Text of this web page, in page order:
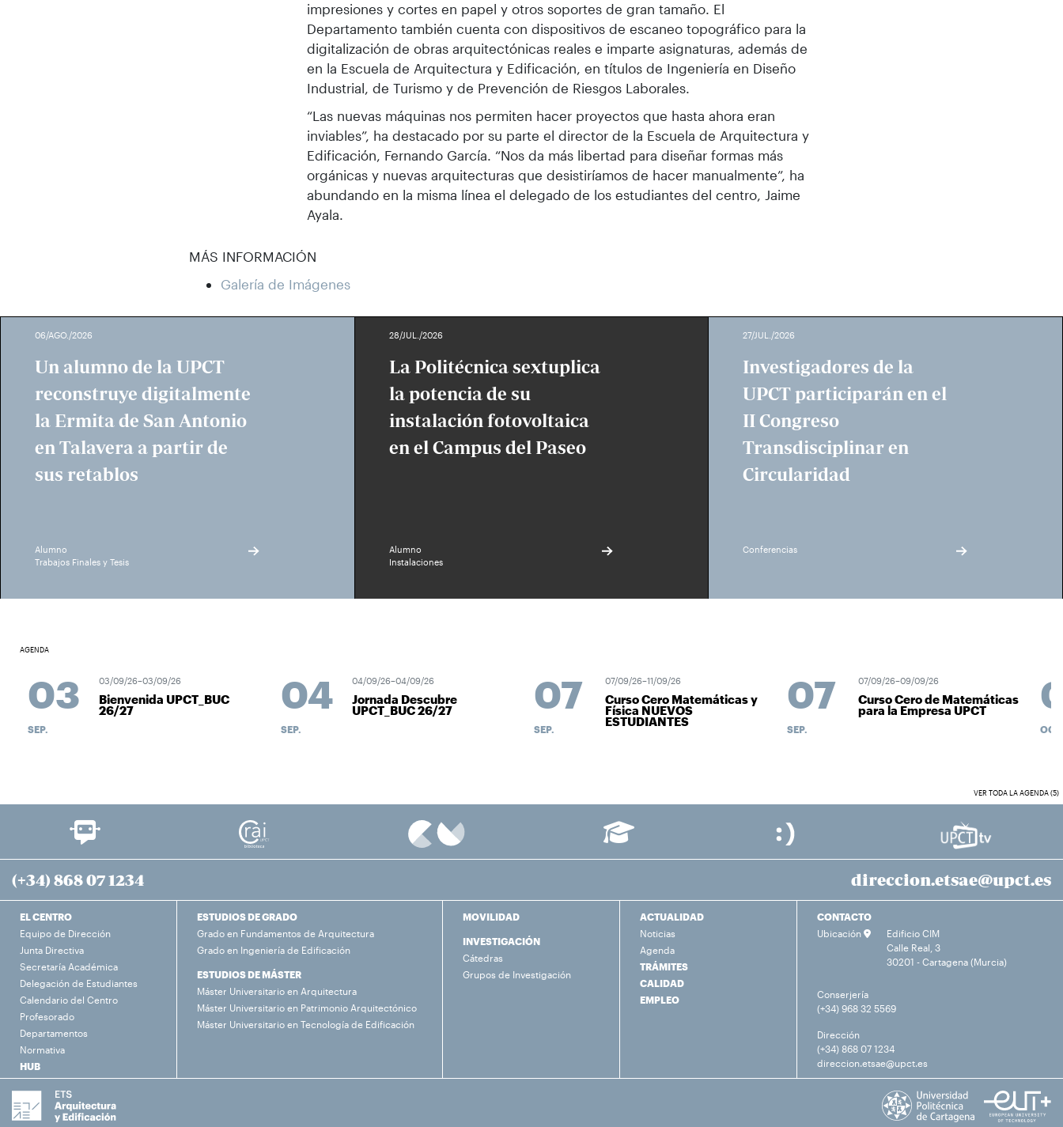
impresiones y cortes en papel y otros soportes de gran tamaño. El
Departamento también cuenta con dispositivos de escaneo topográfico para la
digitalización de obras arquitectónicas reales e imparte asignaturas, además de
en la Escuela de Arquitectura y Edificación, en títulos de Ingeniería en Diseño
Industrial, de Turismo y de Prevención de Riesgos Laborales.
“Las nuevas máquinas nos permiten hacer proyectos que hasta ahora eran
inviables”, ha destacado por su parte el director de la Escuela de Arquitectura y
Edificación, Fernando García. “Nos da más libertad para diseñar formas más
orgánicas y nuevas arquitecturas que desistiríamos de hacer manualmente”, ha
abundando en la misma línea el delegado de los estudiantes del centro, Jaime
Ayala.
MÁS INFORMACIÓN
Galería de Imágenes
06/AGO./2026
Un alumno de la UPCT
reconstruye digitalmente
la Ermita de San Antonio
en Talavera a partir de
sus retablos
Alumno
Trabajos Finales y Tesis
28/JUL./2026
La Politécnica sextuplica
la potencia de su
instalación fotovoltaica
en el Campus del Paseo
Alumno
Instalaciones
27/JUL./2026
Investigadores de la
UPCT participarán en el
II Congreso
Transdisciplinar en
Circularidad
Conferencias
AGENDA
03
SEP.
03/09/26–03/09/26
Bienvenida UPCT_BUC
26/27 04
SEP.
04/09/26–04/09/26
Jornada Descubre
UPCT_BUC 26/27 07
SEP.
07/09/26–11/09/26
Curso Cero Matemáticas y
Física NUEVOS
ESTUDIANTES
07
SEP.
07/09/26–09/09/26
Curso Cero de Matemáticas
para la Empresa UPCT
OCT.
VER TODA LA AGENDA (5)
(+34) 868 07 1234 direccion.etsae@upct.es
EL CENTRO
Equipo de Dirección
Junta Directiva
Secretaría Académica
Delegación de Estudiantes
Calendario del Centro
Profesorado
Departamentos
Normativa
HUB
ESTUDIOS DE GRADO
Grado en Fundamentos de Arquitectura
Grado en Ingeniería de Edificación
ESTUDIOS DE MÁSTER
Máster Universitario en Arquitectura
Máster Universitario en Patrimonio Arquitectónico
Máster Universitario en Tecnología de Edificación
MOVILIDAD
INVESTIGACIÓN
Cátedras
Grupos de Investigación
ACTUALIDAD
Noticias
Agenda
TRÁMITES
CALIDAD
EMPLEO
CONTACTO
Ubicación
Edificio CIM
Calle Real, 3
30201 - Cartagena (Murcia)
Conserjería
(+34) 968 32 5569
Dirección
(+34) 868 07 1234
direccion.etsae@upct.es